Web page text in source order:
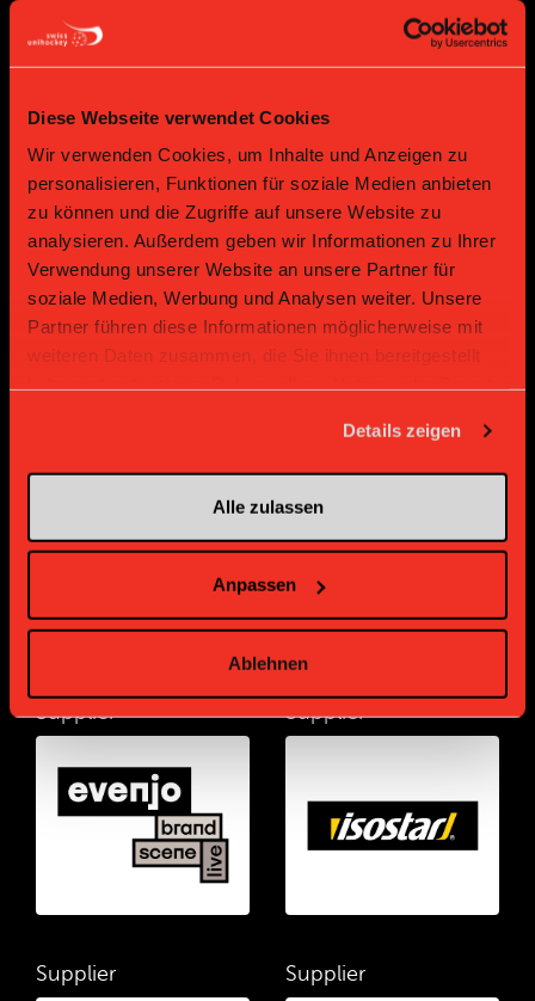
Diese Webseite verwendet Cookies
Wir verwenden Cookies, um Inhalte und Anzeigen zu
personalisieren, Funktionen für soziale Medien anbieten
zu können und die Zugriffe auf unsere Website zu
analysieren. Außerdem geben wir Informationen zu Ihrer
Verwendung unserer Website an unsere Partner für
soziale Medien, Werbung und Analysen weiter. Unsere
Partner führen diese Informationen möglicherweise mit
weiteren Daten zusammen, die Sie ihnen bereitgestellt
Details zeigen
Alle zulassen
Anpassen
Ablehnen
Bronze Partner
Supplier Supplier
Supplier Supplier